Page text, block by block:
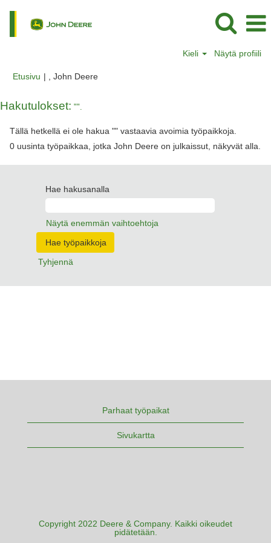
Kieli Näytä profiili
Etusivu | , John Deere(nykyinen
Hakutulokset: "".
Tällä hetkellä ei ole hakua "" vastaavia avoimia työpaikkoja.
0 uusinta työpaikkaa, jotka John Deere on julkaissut, näkyvät alla.
Hae hakusanalla
Näytä enemmän vaihtoehtoja
Tyhjennä
Parhaat työpaikat
Sivukartta
Copyright 2022 Deere & Company. Kaikki oikeudet
pidätetään.